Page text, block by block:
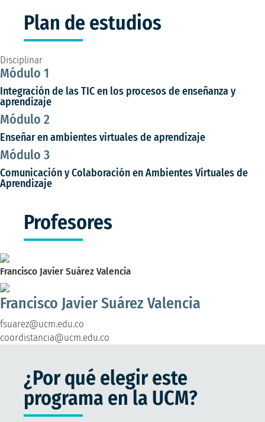
Plan de estudios
Disciplinar
Módulo 1
Integración de las TIC en los procesos de enseñanza y
aprendizaje
Módulo 2
Enseñar en ambientes virtuales de aprendizaje
Módulo 3
Comunicación y Colaboración en Ambientes Virtuales de
Aprendizaje
Profesores
Francisco Javier Suárez Valencia
Francisco Javier Suárez Valencia
fsuarez@ucm.edu.co
coordistancia@ucm.edu.co
¿Por qué elegir este
programa en la UCM?